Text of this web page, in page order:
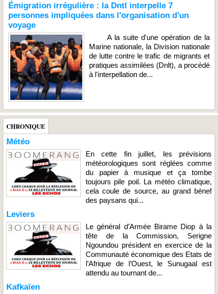
Émigration irrégulière : la Dntl interpelle 7
personnes impliquées dans l'organisation d'un
voyage
A la suite d'une opération de la
Marine nationale, la Division nationale
de lutte contre le trafic de migrants et
pratiques assimilées (Dnlt), a procédé
à l'interpellation de...
CHRONIQUE
Météo
En cette fin juillet, les prévisions
météorologiques sont réglées comme
du papier à musique et ça tombe
toujours pile poil. La météo climatique,
cela coule de source, au grand bénef
des paysans qui...
Leviers
Le général d’Armée Birame Diop à la
tête de la Commission, Serigne
Ngoundou président en exercice de la
Communauté économique des Etats de
l’Afrique de l’Ouest, le Sunugaal est
attendu au tournant de...
Kafkaïen